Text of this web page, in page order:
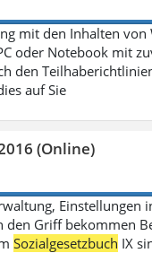
mit den Inhalten
oder Notebook mit
den
auf Sie
(Online)
Griff bekommen
Sozialgesetzbuch IX